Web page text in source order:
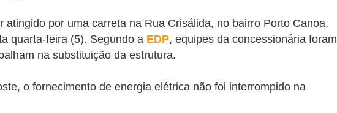
atingido por uma carreta na Rua Crisálida, no bairro Porto Canoa,
quarta-feira (5). Segundo a EDP, equipes da concessionária foram
na substituição da estrutura.
o fornecimento de energia elétrica não foi interrompido na